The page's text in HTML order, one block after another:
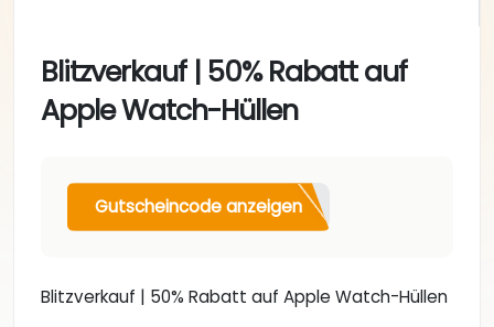
Blitzverkauf | 50% Rabatt auf
Apple Watch-Hüllen
Gutscheincode anzeigen
Blitzverkauf | 50% Rabatt auf Apple Watch-Hüllen